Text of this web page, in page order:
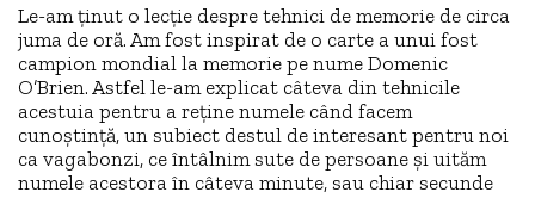
Le-am ținut o lecție despre tehnici de memorie de circa
juma de oră. Am fost inspirat de o carte a unui fost
campion mondial la memorie pe nume Domenic
O’Brien. Astfel le-am explicat câteva din tehnicile
acestuia pentru a reține numele când facem
cunoștință, un subiect destul de interesant pentru noi
ca vagabonzi, ce întâlnim sute de persoane și uităm
numele acestora în câteva minute, sau chiar secunde